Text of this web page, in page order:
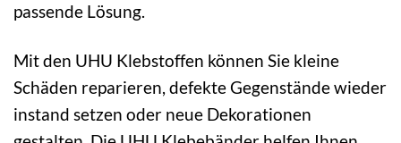
passende Lösung.
Mit den UHU Klebstoffen können Sie kleine
Schäden reparieren, defekte Gegenstände wieder
instand setzen oder neue Dekorationen